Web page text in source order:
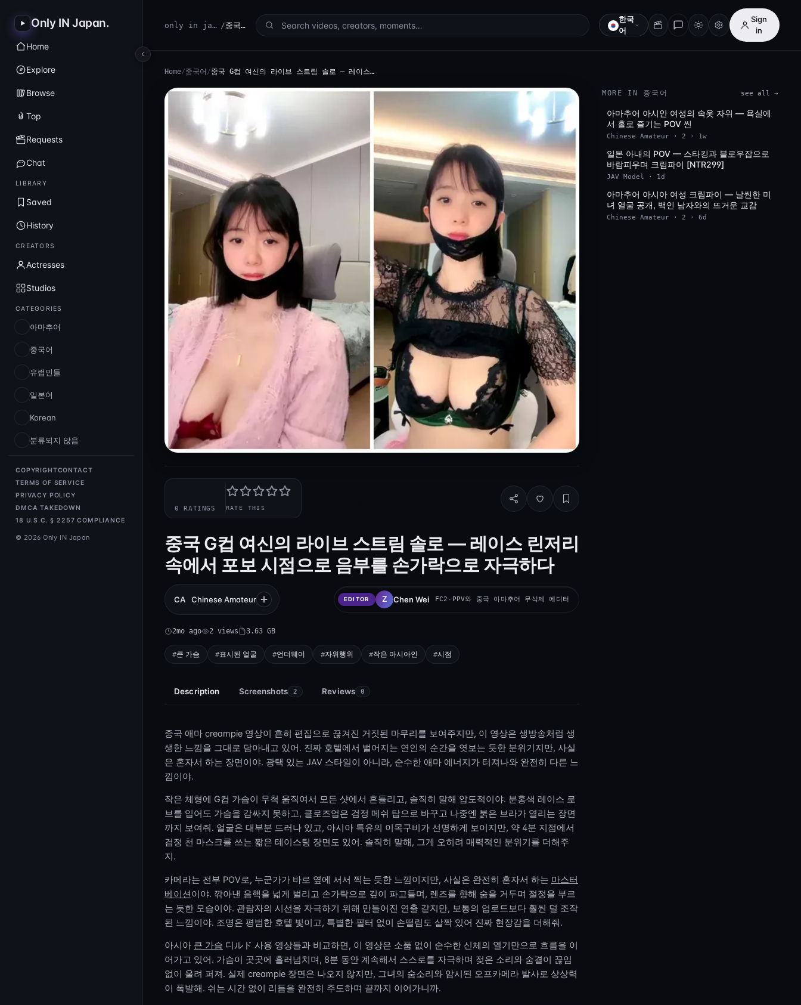
Only IN Japan.
Home
Explore
Browse
Top
Requests
Chat
LIBRARY
Saved
History
CREATORS
Actresses
Studios
CATEGORIES
아마추어
중국어
유럽인들
일본어
Korean
분류되지 않음
COPYRIGHTCONTACT
TERMS OF SERVICE
PRIVACY POLICY
DMCA TAKEDOWN
18 U.S.C. § 2257 COMPLIANCE
© 2026 Only IN Japan
only in japan / 중국어
한국
어
Sign
in
Home/중국어 /중국 G컵 여신의 라이브 스트림 솔로 — 레이스…
0 RATINGS RATE THIS
중국 G컵 여신의 라이브 스트림 솔로 — 레이스 린저리
속에서 포보 시점으로 음부를 손가락으로 자극하다
CA Chinese Amateur EDITOR Chen Wei FC2-PPV와 중국 아마추어 무삭제 에디터
2mo ago 2 views 3.63 GB
큰 가슴 표시된 얼굴 언더웨어 자위행위 작은 아시아인 시점
Description Screenshots 2 Reviews 0
중국 애마 creampie 영상이 흔히 편집으로 끊겨진 거짓된 마무리를 보여주지만, 이 영상은 생방송처럼 생
생한 느낌을 그대로 담아내고 있어. 진짜 호텔에서 벌어지는 연인의 순간을 엿보는 듯한 분위기지만, 사실
은 혼자서 하는 장면이야. 광택 있는 JAV 스타일이 아니라, 순수한 애마 에너지가 터져나와 완전히 다른 느
낌이야.
작은 체형에 G컵 가슴이 무척 움직여서 모든 샷에서 흔들리고, 솔직히 말해 압도적이야. 분홍색 레이스 로
브를 입어도 가슴을 감싸지 못하고, 클로즈업은 검정 메쉬 탑으로 바꾸고 나중엔 붉은 브라가 열리는 장면
까지 보여줘. 얼굴은 대부분 드러나 있고, 아시아 특유의 이목구비가 선명하게 보이지만, 약 4분 지점에서
검정 천 마스크를 쓰는 짧은 테이스팅 장면도 있어. 솔직히 말해, 그게 오히려 매력적인 분위기를 더해주
지.
카메라는 전부 POV로, 누군가가 바로 옆에 서서 찍는 듯한 느낌이지만, 사실은 완전히 혼자서 하는 마스터
베이션이야. 깎아낸 음핵을 넓게 벌리고 손가락으로 깊이 파고들며, 렌즈를 향해 숨을 거두며 절정을 부르
는 듯한 모습이야. 관람자의 시선을 자극하기 위해 만들어진 연출 같지만, 보통의 업로드보다 훨씬 덜 조작
된 느낌이야. 조명은 평범한 호텔 빛이고, 특별한 필터 없이 손떨림도 살짝 있어 진짜 현장감을 더해줘.
아시아 큰 가슴 디ルド 사용 영상들과 비교하면, 이 영상은 소품 없이 순수한 신체의 열기만으로 흐름을 이
어가고 있어. 가슴이 곳곳에 흘러넘치며, 8분 동안 계속해서 스스로를 자극하며 젖은 소리와 숨결이 끊임
없이 울려 퍼져. 실제 creampie 장면은 나오지 않지만, 그녀의 숨소리와 암시된 오프카메라 발사로 상상력
이 폭발해. 쉬는 시간 없이 리듬을 완전히 주도하며 끝까지 이어가니까.
MORE IN 중국어 see all →
Full HD
아마추어 아시안 여성의 속옷 자위 — 욕실에
서 홀로 즐기는 POV 씬
Chinese Amateur · 2 · 1w
HD
일본 아내의 POV — 스타킹과 블로우잡으로
바람피우며 크림파이 [NTR299]
JAV Model · 1d
아마추어 아시아 여성 크림파이 — 날씬한 미
녀 얼굴 공개, 백인 남자와의 뜨거운 교감
Chinese Amateur · 2 · 6d